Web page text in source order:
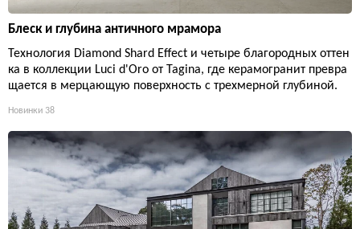
Блеск и глубина античного мрамора
Технология Diamond Shard Effect и четыре благородных оттен
ка в коллекции Luci d'Oro от Tagina, где керамогранит превра
щается в мерцающую поверхность с трехмерной глубиной.
Новинки 38